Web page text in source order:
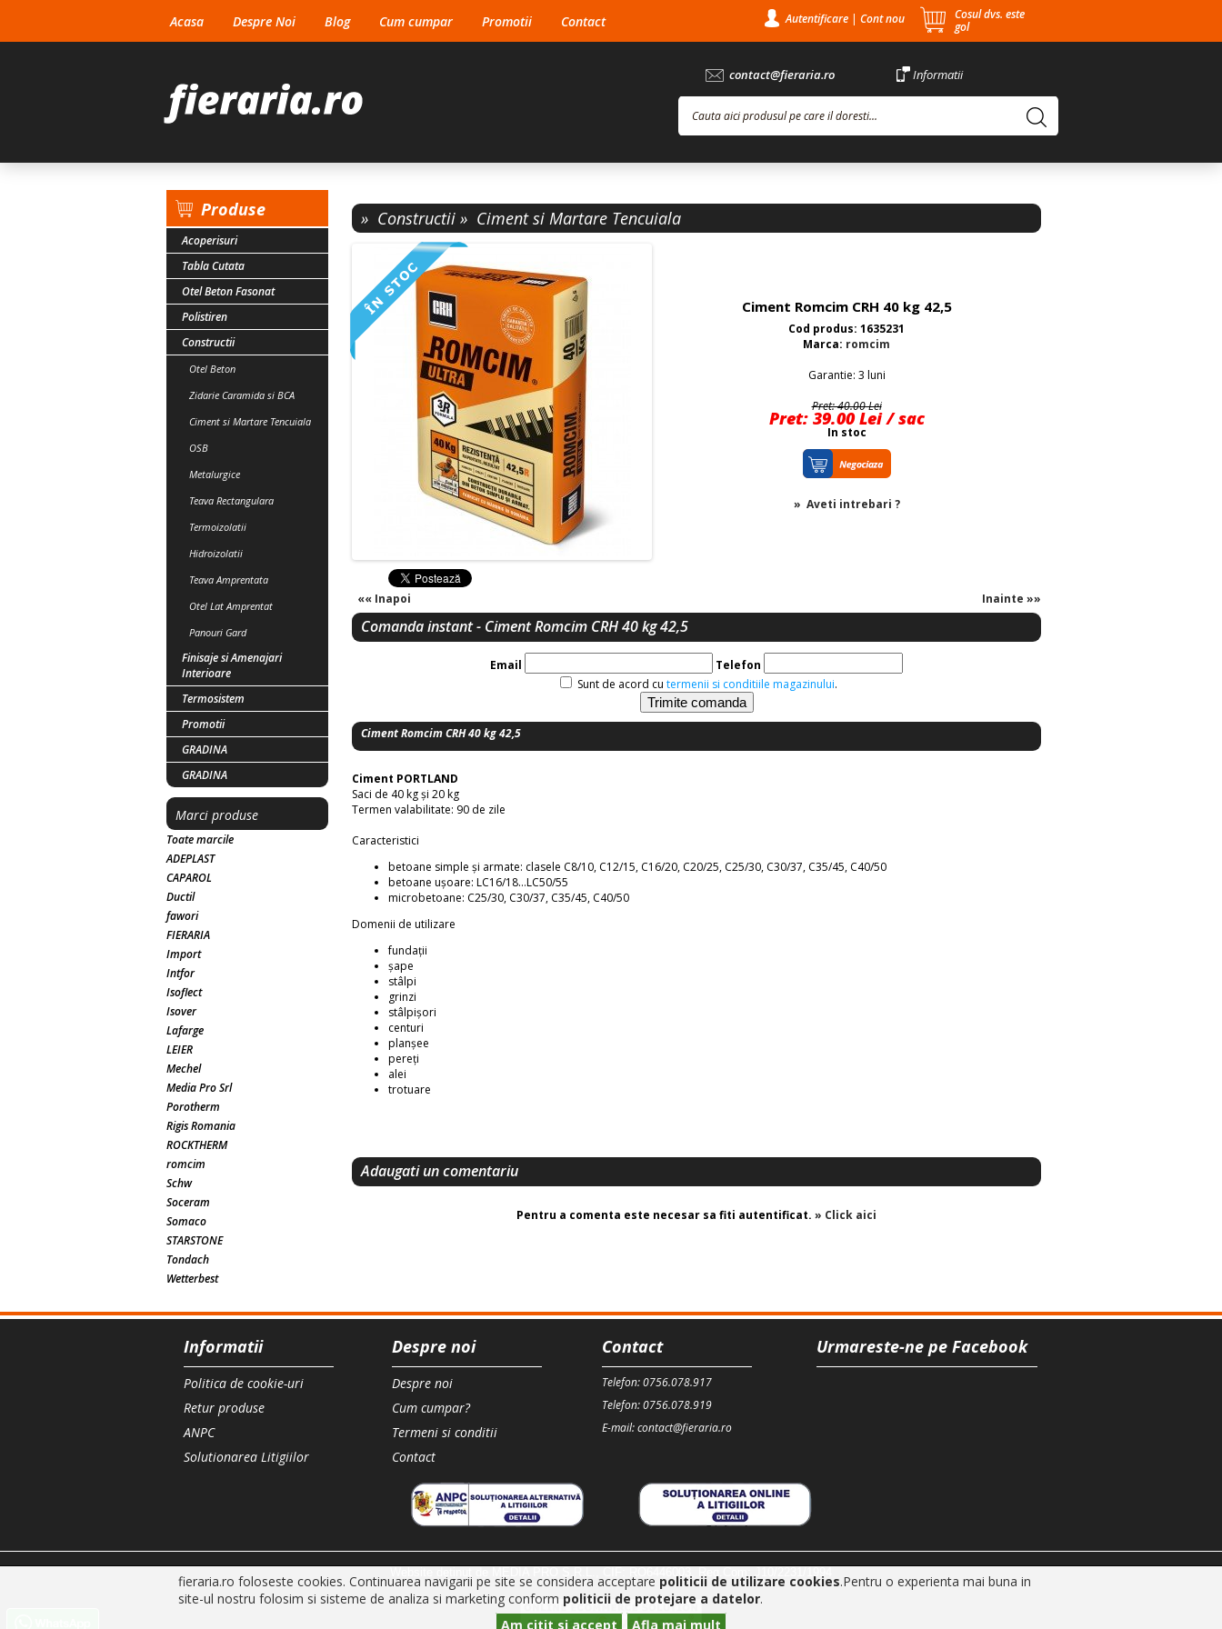
fieraria.ro foloseste cookies. Continuarea navigarii pe site se considera acceptare politicii de utilizare cookies.Pentru o experienta mai buna in
site-ul nostru folosim si sisteme de analiza si marketing conform politicii de protejare a datelor.
Am citit si accept
Afla mai mult
Acasa Despre Noi Blog Cum cumpar Promotii Contact Autentificare| Cont nou
Cosul dvs. este
gol
contact@fieraria.ro Informatii
la:0756.078.919
Produse
Acoperisuri
Tabla Cutata
Otel Beton Fasonat
Polistiren
Constructii
Otel Beton
Zidarie Caramida si BCA
Ciment si Martare Tencuiala
OSB
Metalurgice
Teava Rectangulara
Termoizolatii
Hidroizolatii
Teava Amprentata
Otel Lat Amprentat
Panouri Gard
Finisaje si Amenajari
Interioare
Termosistem
Promotii
GRADINA
GRADINA
Marci produse
Toate marcile
ADEPLAST
CAPAROL
Ductil
fawori
FIERARIA
Import
Intfor
Isoflect
Isover
Lafarge
LEIER
Mechel
Media Pro Srl
Porotherm
Rigis Romania
ROCKTHERM
romcim
Schw
Soceram
Somaco
STARSTONE
Tondach
Wetterbest
» Constructii » Ciment si Martare Tencuiala
Ciment Romcim CRH 40 kg 42,5
Cod produs: 1635231
Marca: romcim
Garantie: 3 luni
Pret: 40.00 Lei
Pret: 39.00 Lei / sac
In stoc
» Aveti intrebari ?
«« Inapoi Inainte »»
Comanda instant - Ciment Romcim CRH 40 kg 42,5
Email
Telefon
Sunt de acord cu termenii si conditiile magazinului.
Ciment Romcim CRH 40 kg 42,5
Ciment PORTLAND
Saci de 40 kg și 20 kg
Termen valabilitate: 90 de zile
Caracteristici
betoane simple și armate: clasele C8/10, C12/15, C16/20, C20/25, C25/30, C30/37, C35/45, C40/50
betoane ușoare: LC16/18…LC50/55
microbetoane: C25/30, C30/37, C35/45, C40/50
Domenii de utilizare
fundații
șape
stâlpi
grinzi
stâlpișori
centuri
planșee
pereți
alei
trotuare
Adaugati un comentariu
Pentru a comenta este necesar sa fiti autentificat. » Click aici
Informatii
Politica de cookie-uri
Retur produse
ANPC
Solutionarea Litigiilor
Despre noi
Despre noi
Cum cumpar?
Termeni si conditii
Contact
Contact
Telefon: 0756.078.917
Telefon: 0756.078.919
E-mail: contact@fieraria.ro
Urmareste-ne pe Facebook